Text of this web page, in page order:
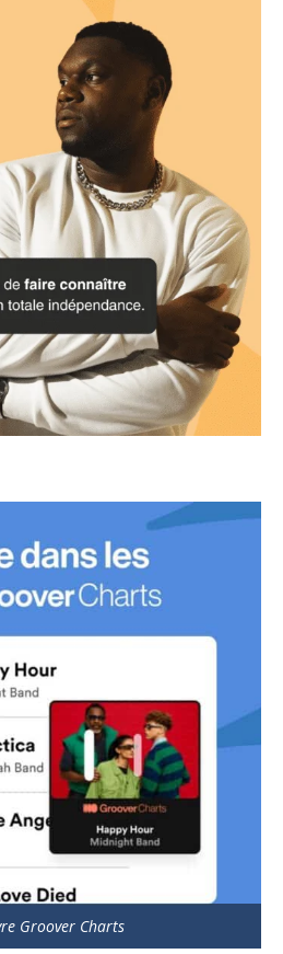
Groover Charts